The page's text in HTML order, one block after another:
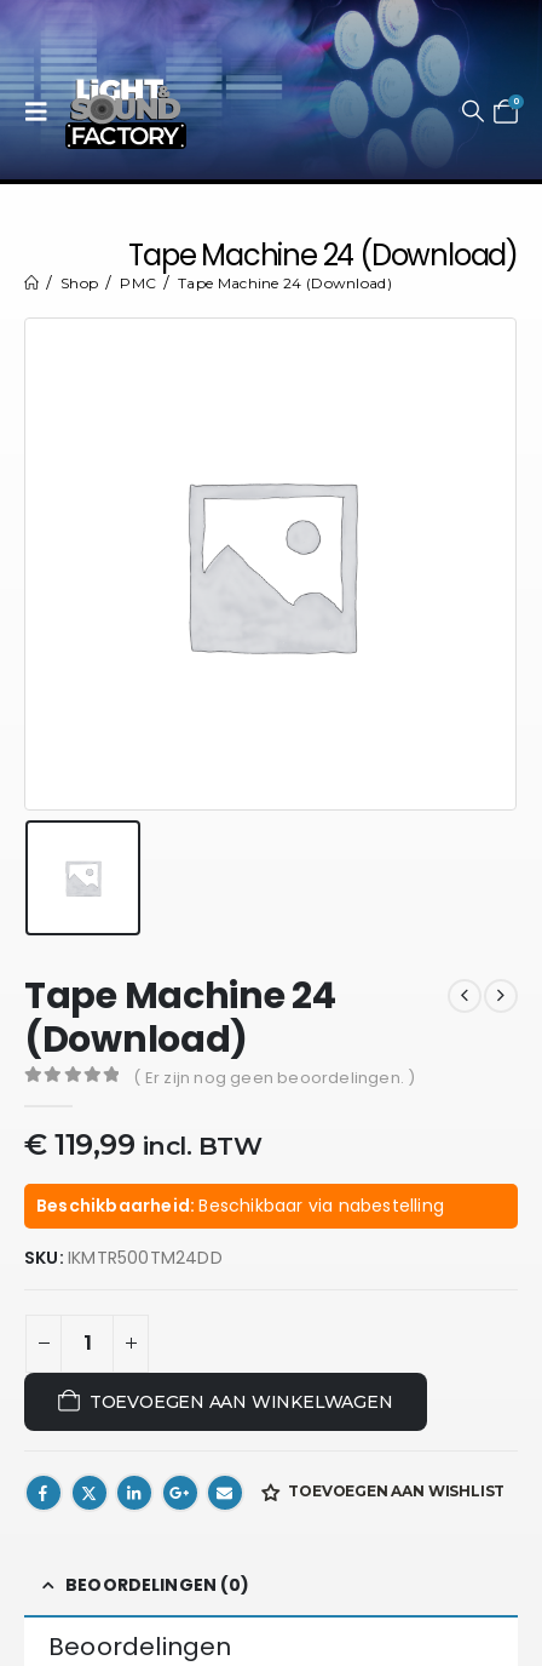
0
Tape Machine 24 (Download)
Shop PMC Tape Machine 24 (Download)
Tape Machine 24
(Download)
( Er zijn nog geen beoordelingen. )
€119,99 incl. BTW
Beschikbaarheid:Beschikbaar via nabestelling
SKU: IKMTR500TM24DD
TOEVOEGEN AAN WINKELWAGEN
TOEVOEGEN AAN WISHLIST
BEOORDELINGEN (0)
Beoordelingen